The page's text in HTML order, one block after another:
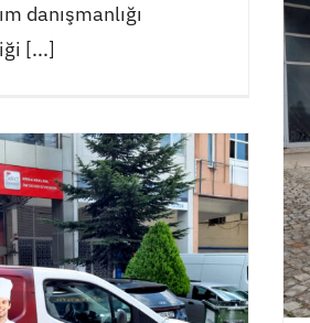
danışmanlığı
[...]